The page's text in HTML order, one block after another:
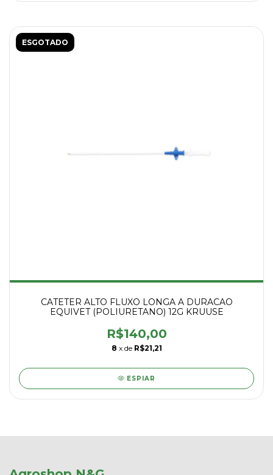
ESGOTADO
CATETER ALTO FLUXO LONGA A DURACAO
EQUIVET (POLIURETANO) 12G KRUUSE
R$140,00
8 x de R$21,21
ESPIAR